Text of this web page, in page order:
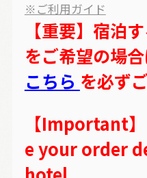
※ご利用ガイド
【重要】宿泊
をご希望の場
こちら を必ず
【Important
e your order